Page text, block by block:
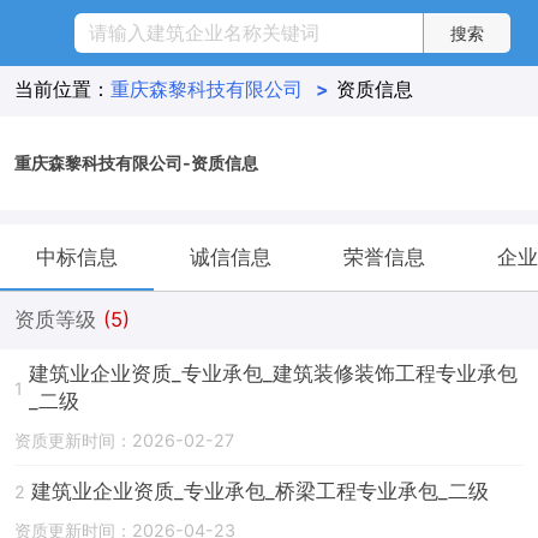
当前位置： 重庆森黎科技有限公司 > 资质信息
重庆森黎科技有限公司-资质信息
中标信息 诚信信息 荣誉信息 企
资质等级 (5)
1
建筑业企业资质_专业承包_建筑装修装饰工程专业承包
_二级
资质更新时间：2026-02-27
2 建筑业企业资质_专业承包_桥梁工程专业承包_二级
资质更新时间：2026-04-23